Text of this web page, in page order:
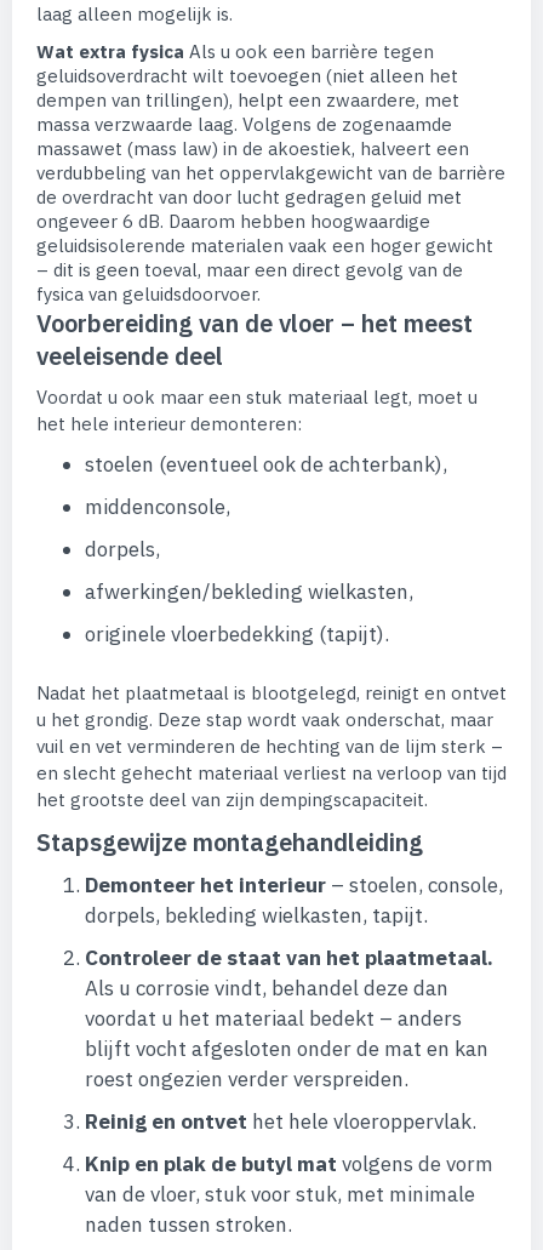
laag alleen mogelijk is.
Wat extra fysica Als u ook een barrière tegen
geluidsoverdracht wilt toevoegen (niet alleen het
dempen van trillingen), helpt een zwaardere, met
massa verzwaarde laag. Volgens de zogenaamde
massawet (mass law) in de akoestiek, halveert een
verdubbeling van het oppervlakgewicht van de barrière
de overdracht van door lucht gedragen geluid met
ongeveer 6 dB. Daarom hebben hoogwaardige
geluidsisolerende materialen vaak een hoger gewicht
– dit is geen toeval, maar een direct gevolg van de
fysica van geluidsdoorvoer.
Voorbereiding van de vloer – het meest
veeleisende deel
Voordat u ook maar een stuk materiaal legt, moet u
het hele interieur demonteren:
stoelen (eventueel ook de achterbank),
middenconsole,
dorpels,
afwerkingen/bekleding wielkasten,
originele vloerbedekking (tapijt).
Nadat het plaatmetaal is blootgelegd, reinigt en ontvet
u het grondig. Deze stap wordt vaak onderschat, maar
vuil en vet verminderen de hechting van de lijm sterk –
en slecht gehecht materiaal verliest na verloop van tijd
het grootste deel van zijn dempingscapaciteit.
Stapsgewijze montagehandleiding
Demonteer het interieur – stoelen, console,
dorpels, bekleding wielkasten, tapijt.
Controleer de staat van het plaatmetaal.
Als u corrosie vindt, behandel deze dan
voordat u het materiaal bedekt – anders
blijft vocht afgesloten onder de mat en kan
roest ongezien verder verspreiden.
Reinig en ontvet het hele vloeroppervlak.
Knip en plak de butyl mat volgens de vorm
van de vloer, stuk voor stuk, met minimale
naden tussen stroken.